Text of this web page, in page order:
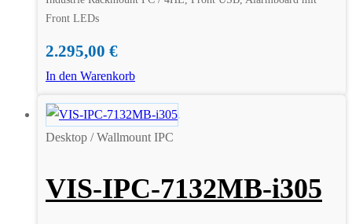
Front LEDs
2.295,00 €
In den Warenkorb
Desktop / Wallmount IPC
VIS-IPC-7132MB-i305